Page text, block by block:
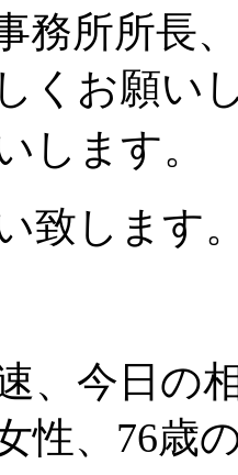
務所所長
くお願い
します。
致します
、今日の
性、76歳